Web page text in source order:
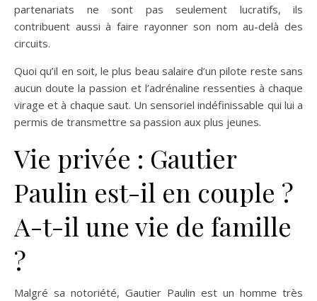
partenariats ne sont pas seulement lucratifs, ils
contribuent aussi à faire rayonner son nom au-delà des
circuits.
Quoi qu’il en soit, le plus beau salaire d’un pilote reste sans
aucun doute la passion et l’adrénaline ressenties à chaque
virage et à chaque saut. Un sensoriel indéfinissable qui lui a
permis de transmettre sa passion aux plus jeunes.
Vie privée : Gautier
Paulin est-il en couple ?
A-t-il une vie de famille
?
Malgré sa notoriété, Gautier Paulin est un homme très